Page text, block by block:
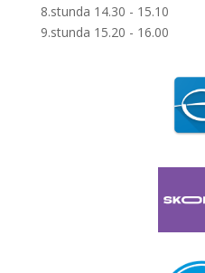
8.stunda 14.30 - 15.10
9.stunda 15.20 - 16.00